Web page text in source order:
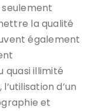
la qualité
également
quasi illimité
d’un
et